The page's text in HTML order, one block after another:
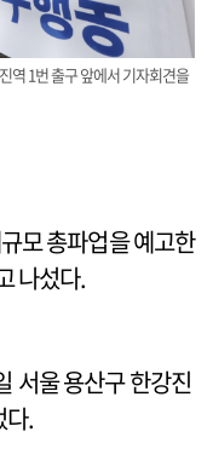
역 1번 출구 앞에서 기자회견을
모 총파업을 예고한
나섰다.
서울 용산구 한강진
다.